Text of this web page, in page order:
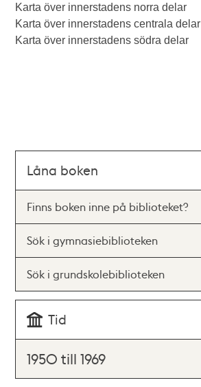
Karta över innerstadens norra delar
Karta över innerstadens centrala delar
Karta över innerstadens södra delar
Låna boken
Finns boken inne på biblioteket?
Sök i gymnasiebiblioteken
Sök i grundskolebiblioteken
Tid
1950 till 1969